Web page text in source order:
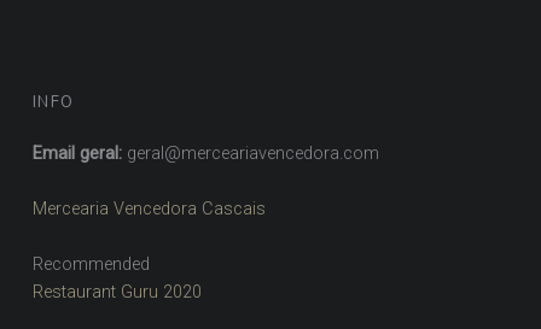
INFO
Email geral: geral@merceariavencedora.com
Mercearia Vencedora Cascais
Recommended
Restaurant Guru 2020